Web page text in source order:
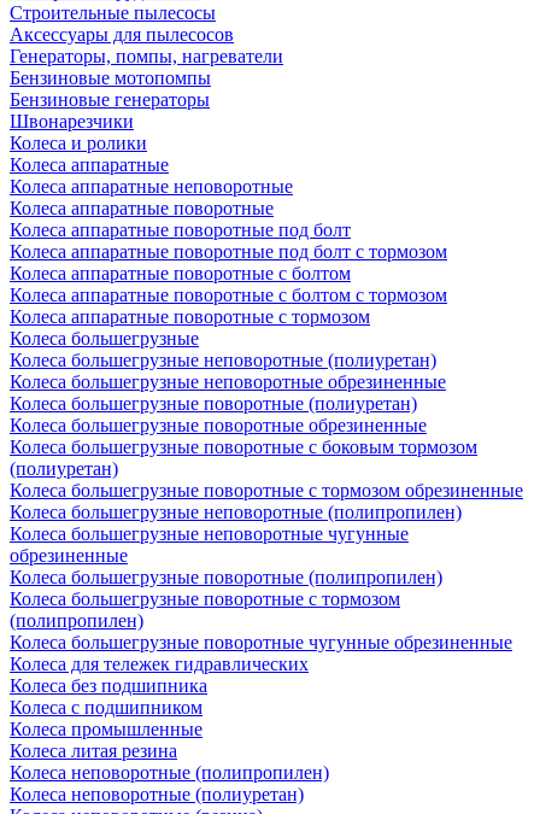
Строительные пылесосы
Аксессуары для пылесосов
Генераторы, помпы, нагреватели
Бензиновые мотопомпы
Бензиновые генераторы
Швонарезчики
Колеса и ролики
Колеса аппаратные
Колеса аппаратные неповоротные
Колеса аппаратные поворотные
Колеса аппаратные поворотные под болт
Колеса аппаратные поворотные под болт с тормозом
Колеса аппаратные поворотные с болтом
Колеса аппаратные поворотные с болтом с тормозом
Колеса аппаратные поворотные с тормозом
Колеса большегрузные
Колеса большегрузные неповоротные (полиуретан)
Колеса большегрузные неповоротные обрезиненные
Колеса большегрузные поворотные (полиуретан)
Колеса большегрузные поворотные обрезиненные
Колеса большегрузные поворотные с боковым тормозом
(полиуретан)
Колеса большегрузные поворотные с тормозом обрезиненные
Колеса большегрузные неповоротные (полипропилен)
Колеса большегрузные неповоротные чугунные
обрезиненные
Колеса большегрузные поворотные (полипропилен)
Колеса большегрузные поворотные с тормозом
(полипропилен)
Колеса большегрузные поворотные чугунные обрезиненные
Колеса для тележек гидравлических
Колеса без подшипника
Колеса с подшипником
Колеса промышленные
Колеса литая резина
Колеса неповоротные (полипропилен)
Колеса неповоротные (полиуретан)